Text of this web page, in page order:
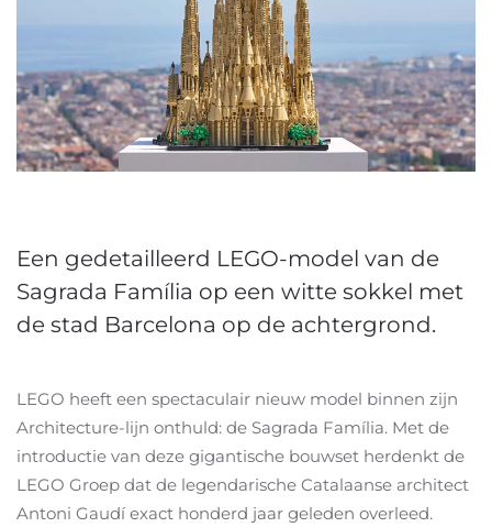
Een gedetailleerd LEGO-model van de
Sagrada Família op een witte sokkel met
de stad Barcelona op de achtergrond.
LEGO heeft een spectaculair nieuw model binnen zijn
Architecture-lijn onthuld: de Sagrada Família. Met de
introductie van deze gigantische bouwset herdenkt de
LEGO Groep dat de legendarische Catalaanse architect
Antoni Gaudí exact honderd jaar geleden overleed.